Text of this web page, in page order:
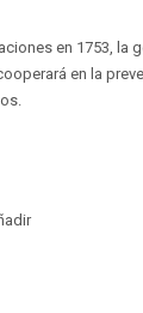
en 1753, la
en la